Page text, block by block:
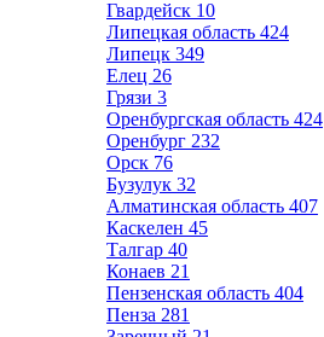
Гвардейск 10
Липецкая область 424
Липецк 349
Елец 26
Грязи 3
Оренбургская область 424
Оренбург 232
Орск 76
Бузулук 32
Алматинская область 407
Каскелен 45
Талгар 40
Конаев 21
Пензенская область 404
Пенза 281